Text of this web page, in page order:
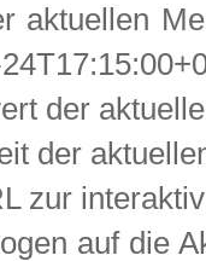
aktuellen
der
der
zur
auf die